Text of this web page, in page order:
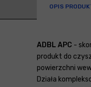
OPIS
ADBL APC -
produkt do
powierzchni
Działa